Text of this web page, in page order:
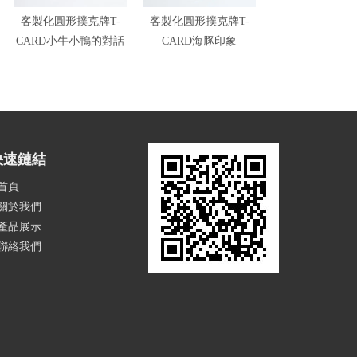
客製化圓形撲克牌T-
CARD小牛小鴨的對話
客製化圓形撲克牌T-
CARD海豚印象
速鏈結
頁
於我們
品展示
絡我們